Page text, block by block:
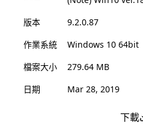
版本
9.2.0.87
作業系統
Windows 10 64bit
檔案大小
279.64 MB
日期
Mar 28, 2019
下載